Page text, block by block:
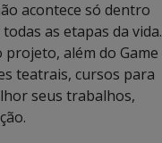
acontece só dentro
as etapas da vida.
além do Game
teatrais, cursos para
seus trabalhos,